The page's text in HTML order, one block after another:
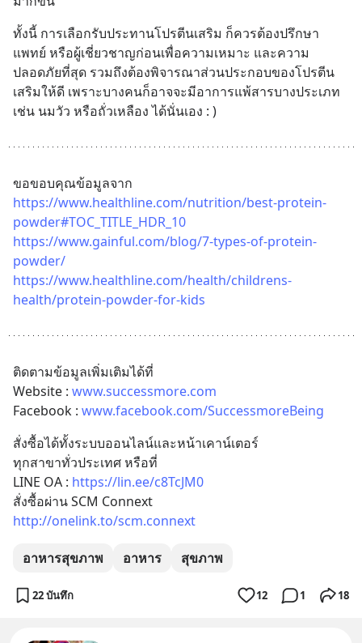
ทั้งนี้ การเลือกรับประทานโปรตีนเสริม ก็ควรต้องปรึกษา
แพทย์ หรือผู้เชี่ยวชาญก่อนเพื่อความเหมาะ และความ
ปลอดภัยที่สุด รวมถึงต้องพิจารณาส่วนประกอบของโปรตีน
เสริมให้ดี เพราะบางคนก็อาจจะมีอาการแพ้สารบางประเภท
เช่น นมวัว หรือถั่วเหลือง ได้นั่นเอง : )
ขอขอบคุณข้อมูลจาก
https://www.healthline.com/nutrition/best-protein-
powder#TOC_TITLE_HDR_10
https://www.gainful.com/blog/7-types-of-protein-
powder/
https://www.healthline.com/health/childrens-
health/protein-powder-for-kids
ติดตามข้อมูลเพิ่มเติมได้ที่
Website : www.successmore.com
Facebook : www.facebook.com/SuccessmoreBeing
สั่งซื้อได้ทั้งระบบออนไลน์และหน้าเคาน์เตอร์
ทุกสาขาทั่วประเทศ หรือที่
LINE OA : https://lin.ee/c8TcJM0
สั่งซื้อผ่าน SCM Connext
http://onelink.to/scm.connext
อาหารสุขภาพ อาหาร สุขภาพ
22 บันทึก 12 1 18